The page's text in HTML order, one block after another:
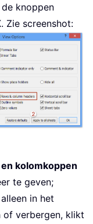
knoppen
. Zie screenshot:
kolomkoppen
te geven;
in het
verbergen, klikt